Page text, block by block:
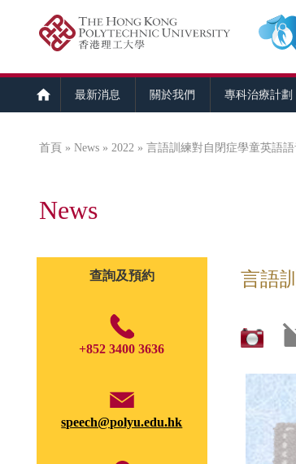
最新消息 關於我們 專科治療計劃
您在這裡
首頁 » News » 2022 » 言語訓練對自閉症學童英語
News
言語
查詢及預約
+852 3400 3636
speech@polyu.edu.hk